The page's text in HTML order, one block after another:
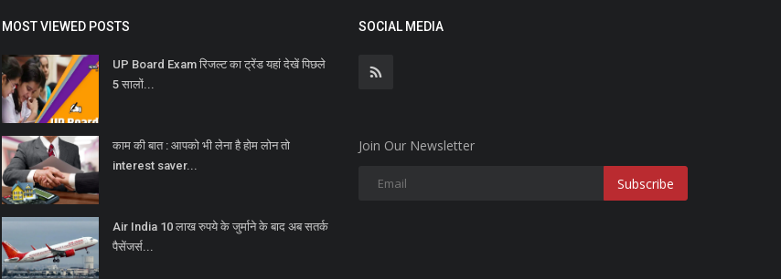
MOST VIEWED POSTS
UP Board Exam रिजल्ट का ट्रेंड यहां देखें पिछले
5 सालों...
काम की बात : आपको भी लेना है होम लोन तो
interest saver...
Air India 10 लाख रुपये के जुर्माने के बाद अब सतर्क
पैसेंजर्स...
SOCIAL MEDIA
Join Our Newsletter
Subscribe